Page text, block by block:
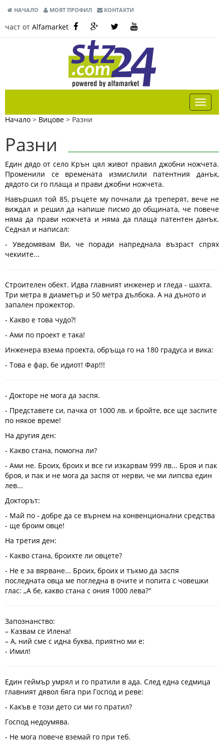
НАЧАЛО МОЯТ ПРОФИЛ КОНТАКТИ
част от Alfamarket
Начало > Вицове > Разни
Разни
Един дядо от село Крън цял живот правил джобни ножчета.
Променили се времената измислили патентния данък,
дядото си го плаща и прави джобни ножчета.
Навършил той 85, ръцете му почнали да треперят, вече не
виждал и решил да напише писмо до общината, че повече
няма да прави ножчета и няма да плаща патентен данък.
Седнал и написал:
- Уведомявам Ви, че поради напреднала възраст спрях
чекиите...
Строителен обект. Идва главният инженер и гледа - шахта.
Три метра в диаметър и 50 метра дълбока. А на дъното и
запален прожектор.
- Какво е това чудо?!
- Ами по проект е така!
Инженера взема проекта, обръща го на 180 градуса и вика:
- Това е фар, бе идиот! Фар!!!
- Докторе не мога да заспя.
- Представете си, пачка от 1000 лв. и бройте, все ще заспите
по някое време!
На другия ден:
- Какво стана, помогна ли?
- Ами не. Броих, броих и все ги изкарвам 999 лв... Броя и пак
броя, и пак и не мога да заспя от нерви, че ми липсва един
лев...
Докторът:
- Май по - добре да се върнем на конвенционални средства
- ще броим овце!
На третия ден:
- Какво стана, броихте ли овцете?
- Не е за вярване... Броих, броих и тъкмо да заспя
последната овца ме погледна в очите и попита с човешки
глас: „А бе, какво стана с ония 1000 лева?"
Запознанство:
– Казвам се Илена!
– А, ний сме с идна буква, приятно ми е:
- Имил!
Един геймър умрял и го пратили в ада. След една седмица
главният дявол бяга при Господ и реве:
- Какъв е този дето си ми го пратил?
Господ недоумява.
- Не мога повече вземай го при теб.